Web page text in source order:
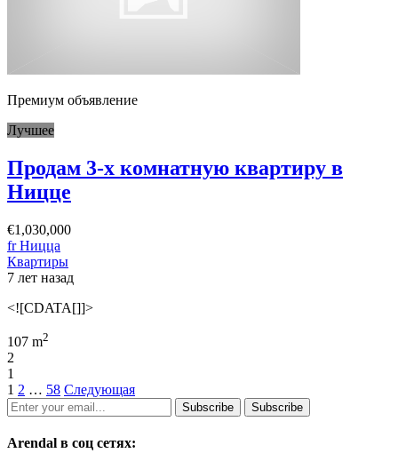
Премиум объявление
Лучшее
Продам 3-х комнатную квартиру в
Ницце
€1,030,000
fr Ницца
Квартиры
7 лет назад
<![CDATA[]]>
107 m2
2
1
1 2 … 58 Следующая
Subscribe Subscribe
Arendal в соц сетях: